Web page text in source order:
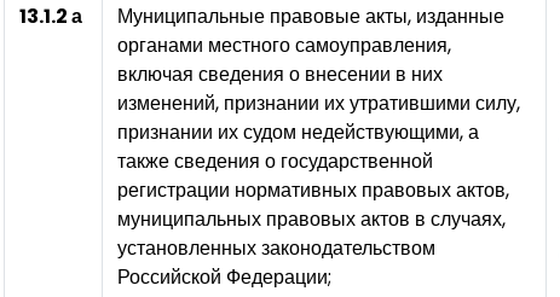
13.1.2 а
Муниципальные правовые акты, изданные
органами местного самоуправления,
включая сведения о внесении в них
изменений, признании их утратившими силу,
признании их судом недействующими, а
также сведения о государственной
регистрации нормативных правовых актов,
муниципальных правовых актов в случаях,
установленных законодательством
Российской Федерации;